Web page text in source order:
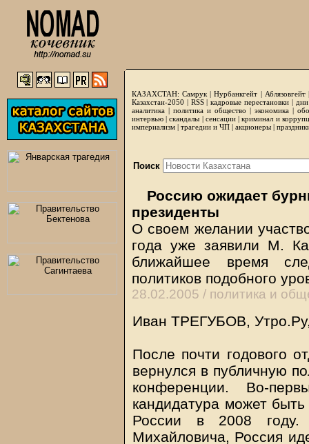
КАЗАХСТАН: Самрук |Нурбанкгейт | Аблязовгейт
Казахстан-2050 | RSS|кадровые перестановки|
аналитика | политика и общество | экономика |
интервью |скандалы | сенсации|криминал и
империализм | трагедии и ЧП | акционеры |
Поиск
Россию ожидает
президенты
О своем желании
года уже заявили М.
ближайшее время
политиков подобного
28.02.2005 / политика и
Иван ТРЕГУБОВ,
После почти годового
вернулся в публичную
конференции. Во-
кандидатура может
России в 2008
Михайловича, Россия